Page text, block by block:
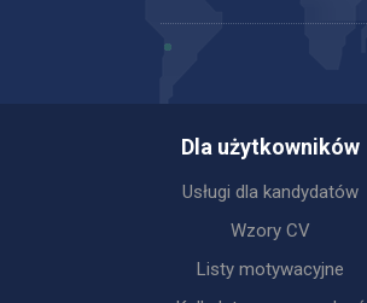
Dla użytkowników
Usługi dla kandydatów
Wzory CV
Listy motywacyjne